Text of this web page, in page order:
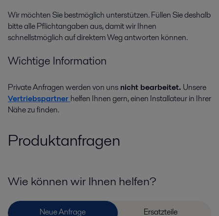
Wir möchten Sie bestmöglich unterstützen. Füllen Sie deshalb
bitte alle Pflichtangaben aus, damit wir Ihnen
schnellstmöglich auf direktem Weg antworten können.
Wichtige Information
Private Anfragen werden von uns nicht bearbeitet. Unsere
Vertriebspartner helfen Ihnen gern, einen Installateur in Ihrer
Nähe zu finden.
Produktanfragen
Wie können wir Ihnen helfen?